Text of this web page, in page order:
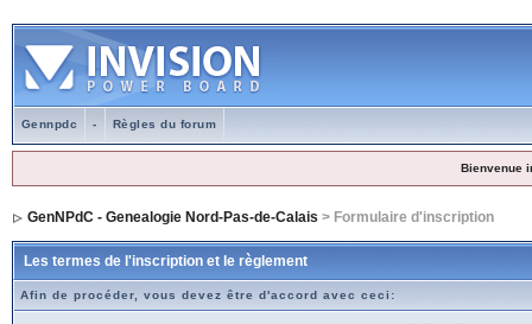
Gennpdc - Règles du forum
Bienvenue
GenNPdC - Genealogie Nord-Pas-de-Calais > Formulaire d'inscription
Les termes de l'inscription et le règlement
Afin de procéder, vous devez être d'accord avec ceci: